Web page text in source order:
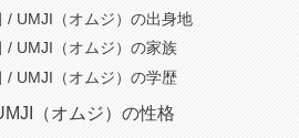
/ UMJI（オムジ）の出身地
/ UMJI（オムジ）の家族
/ UMJI（オムジ）の学歴
（オムジ）の性格